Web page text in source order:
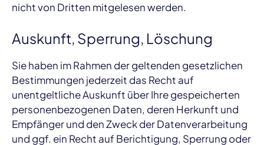
nicht von Dritten mitgelesen werden.
Auskunft, Sperrung, Löschung
Sie haben im Rahmen der geltenden gesetzlichen
Bestimmungen jederzeit das Recht auf
unentgeltliche Auskunft über Ihre gespeicherten
personenbezogenen Daten, deren Herkunft und
Empfänger und den Zweck der Datenverarbeitung
und ggf. ein Recht auf Berichtigung, Sperrung oder